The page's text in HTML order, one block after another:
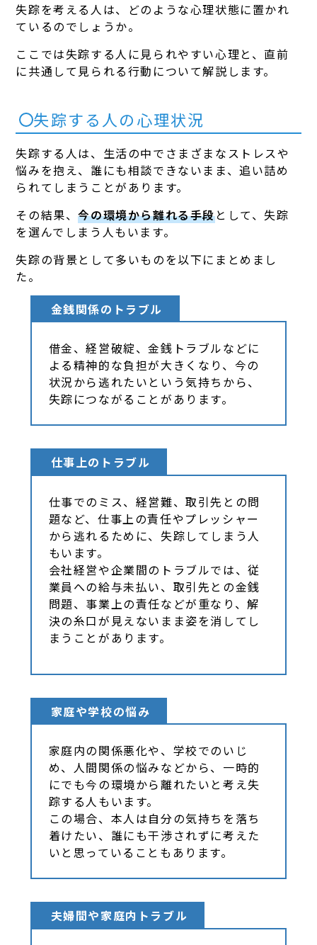
失踪を考える人は、どのような心理状態に置かれ
ているのでしょうか。
ここでは失踪する人に見られやすい心理と、直前
に共通して見られる行動について解説します。
失踪する人の心理状況
失踪する人は、生活の中でさまざまなストレスや
悩みを抱え、誰にも相談できないまま、追い詰め
られてしまうことがあります。
その結果、今の環境から離れる手段として、失踪
を選んでしまう人もいます。
失踪の背景として多いものを以下にまとめまし
た。
金銭関係のトラブル
借金、経営破綻、金銭トラブルなどに
よる精神的な負担が大きくなり、今の
状況から逃れたいという気持ちから、
失踪につながることがあります。
仕事上のトラブル
仕事でのミス、経営難、取引先との問
題など、仕事上の責任やプレッシャー
から逃れるために、失踪してしまう人
もいます。
会社経営や企業間のトラブルでは、従
業員への給与未払い、取引先との金銭
問題、事業上の責任などが重なり、解
決の糸口が見えないまま姿を消してし
まうことがあります。
家庭や学校の悩み
家庭内の関係悪化や、学校でのいじ
め、人間関係の悩みなどから、一時的
にでも今の環境から離れたいと考え失
踪する人もいます。
この場合、本人は自分の気持ちを落ち
着けたい、誰にも干渉されずに考えた
いと思っていることもあります。
夫婦間や家庭内トラブル